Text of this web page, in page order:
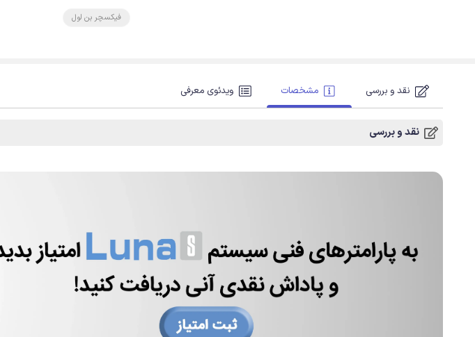
فیکسچر بن لول
نقد و بررسی مشخصات ویدئوی معرفی
نقد و بررسی